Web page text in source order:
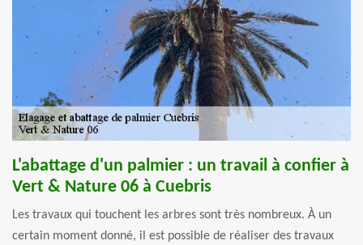
L'abattage d'un palmier : un travail à confier à
Vert & Nature 06 à Cuebris
Les travaux qui touchent les arbres sont très nombreux. À un
certain moment donné, il est possible de réaliser des travaux